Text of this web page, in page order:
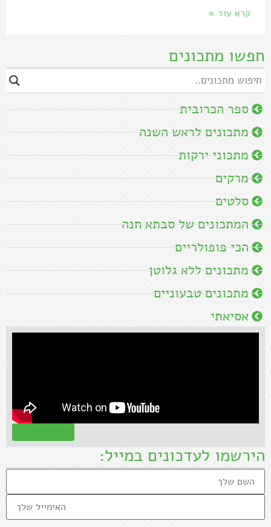
חפשו מתכונים
ספר הכרובית
מתכונים לראש השנה
מתכוני ירקות
מרקים
סלטים
המתכונים של סבתא חנה
הכי פופולריים
מתכונים ללא גלוטן
מתכונים טבעוניים
אסיאתי
הירשמו לעדכונים במייל:
קרא עוד »